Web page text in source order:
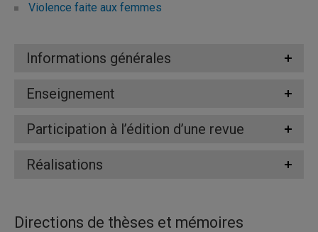
Violence faite aux femmes
Informations générales
Enseignement
Participation à l’édition d’une revue
Réalisations
Directions de thèses et mémoires